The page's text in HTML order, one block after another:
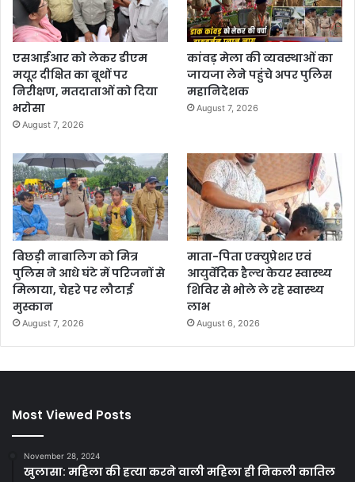
एसआईआर को लेकर डीएम
मयूर दीक्षित का बूथों पर
निरीक्षण, मतदाताओं को दिया
भरोसा
August 7, 2026
कांवड़ मेला की व्यवस्थाओं का
जायजा लेने पहुंचे अपर पुलिस
महानिदेशक
August 7, 2026
बिछड़ी नाबालिग को मित्र
पुलिस ने आधे घंटे में परिजनों से
मिलाया, चेहरे पर लौटाई
मुस्कान
August 7, 2026
माता-पिता एक्युप्रेशर एवं
आयुर्वेदिक हैल्थ केयर स्वास्थ्य
शिविर से भोले ले रहे स्वास्थ्य
लाभ
August 6, 2026
Most Viewed Posts
November 28, 2024
खुलासा: महिला की हत्या करने वाली महिला ही निकली कातिल